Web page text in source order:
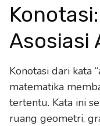
Asosiasi
Konotasi dari kata
matematika
tertentu. Kata ini
ruang geometri,